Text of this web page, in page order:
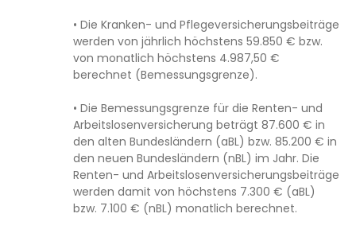
• Die Kranken- und Pflegeversicherungsbeiträge
werden von jährlich höchstens 59.850 € bzw.
von monatlich höchstens 4.987,50 €
berechnet (Bemessungsgrenze).
• Die Bemessungsgrenze für die Renten- und
Arbeitslosenversicherung beträgt 87.600 € in
den alten Bundesländern (aBL) bzw. 85.200 € in
den neuen Bundesländern (nBL) im Jahr. Die
Renten- und Arbeitslosenversicherungsbeiträge
werden damit von höchstens 7.300 € (aBL)
bzw. 7.100 € (nBL) monatlich berechnet.